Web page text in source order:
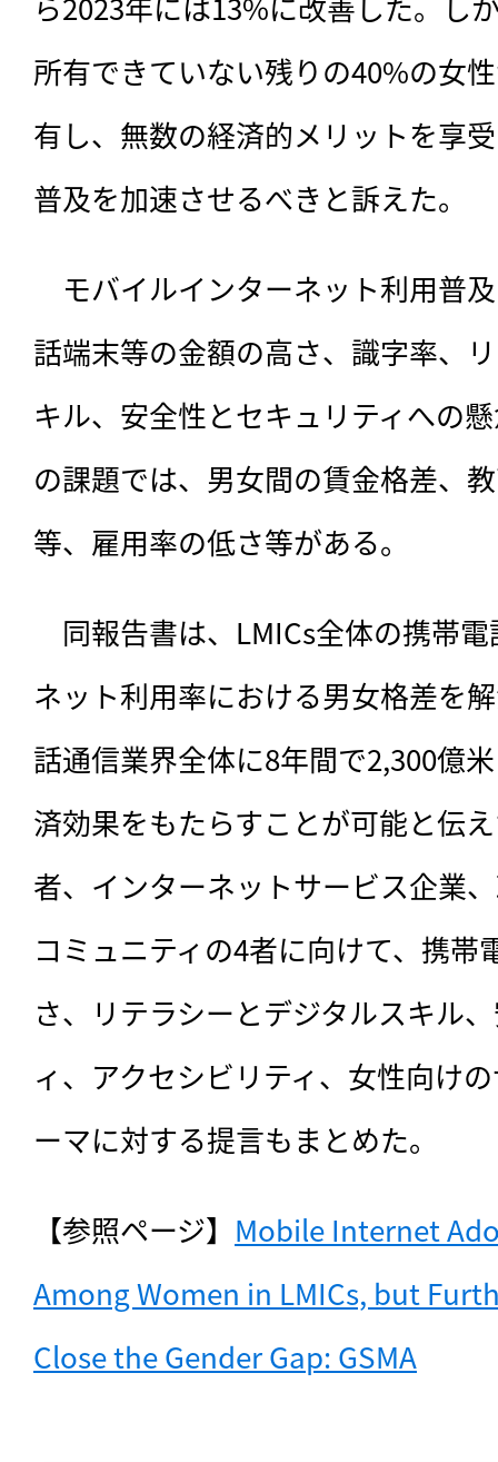
所有できていない残りの40%の女
有し、無数の経済的メリットを享
普及を加速させるべきと訴えた。
モバイルインターネット利用普
話端末等の金額の高さ、識字率、
キル、安全性とセキュリティへの
の課題では、男女間の賃金格差、
等、雇用率の低さ等がある。
同報告書は、LMICs全体の携帯
ネット利用率における男女格差を
話通信業界全体に8年間で2,300億
済効果をもたらすことが可能と伝
者、インターネットサービス企業
コミュニティの4者に向けて、携帯
さ、リテラシーとデジタルスキル
ィ、アクセシビリティ、女性向け
ーマに対する提言もまとめた。
【参照ページ】 Mobile Internet
Among Women in LMICs, but
Close the Gender Gap: GSMA